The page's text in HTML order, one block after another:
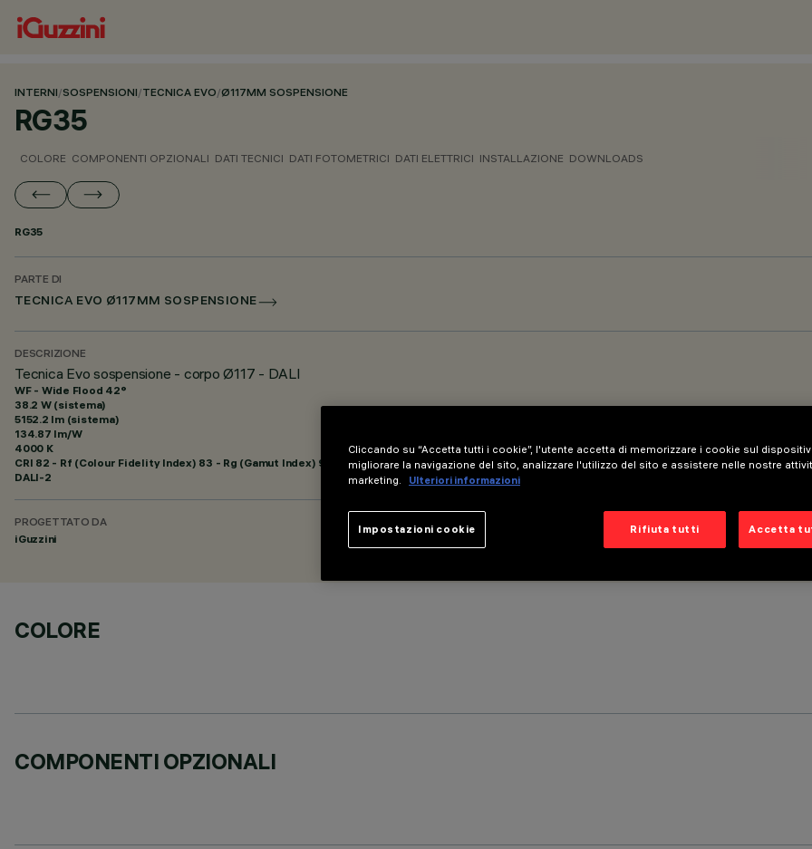
INTERNI/SOSPENSIONI/TECNICA EVO/Ø117MM SOSPENSIONE
RG35
COLORE COMPONENTI OPZIONALI DATI TECNICI DATI FOTOMETRICI DATI ELETTRICI INSTALLAZIONE DOWNLOADS
RG35
PARTE DI
TECNICA EVO Ø117MM SOSPENSIONE
DESCRIZIONE
Tecnica Evo sospensione - corpo Ø117 - DALI
WF - Wide Flood 42°
38.2 W (sistema)
5152.2 lm (sistema)
134.87 lm/W
4000 K
CRI 82 - Rf (Colour Fidelity Index) 83 - Rg (Gamut Index) 94
DALI-2
PROGETTATO DA
iGuzzini
COLORE
COMPONENTI OPZIONALI
Cliccando su “Accetta tutti i cookie”, l'utente accetta di memorizzare i cookie sul
migliorare la navigazione del sito, analizzare l'utilizzo del sito e assistere nelle nostre
marketing.
Ulteriori informazioni
Rifiuta tutti Accetta
Impostazioni cookie